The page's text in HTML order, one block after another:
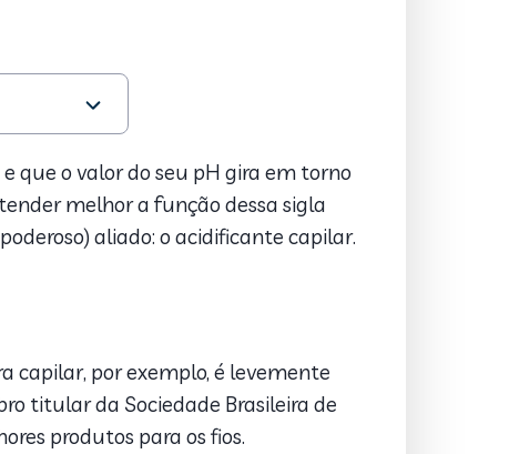
que o valor do seu pH gira em torno
melhor a função dessa sigla
aliado: o acidificante capilar.
capilar, por exemplo, é levemente
titular da Sociedade Brasileira de
produtos para os fios.